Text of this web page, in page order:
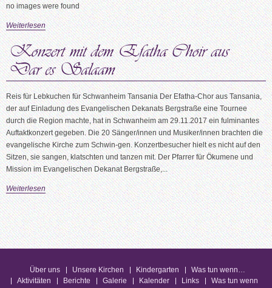
no images were found
Weiterlesen
Reis für Lebkuchen für Schwanheim Tansania Der Efatha-Chor aus Tansania,
der auf Einladung des Evangelischen Dekanats Bergstraße eine Tournee
durch die Region machte, hat in Schwanheim am 29.11.2017 ein fulminantes
Auftaktkonzert gegeben. Die 20 Sänger/innen und Musiker/innen brachten die
evangelische Kirche zum Schwin-gen. Konzertbesucher hielt es nicht auf den
Sitzen, sie sangen, klatschten und tanzen mit. Der Pfarrer für Ökumene und
Mission im Evangelischen Dekanat Bergstraße,...
Weiterlesen
Über uns Unsere Kirchen Kindergarten
Was tun wenn…
Aktivitäten
Berichte Galerie Kalender Links
Was tun wenn